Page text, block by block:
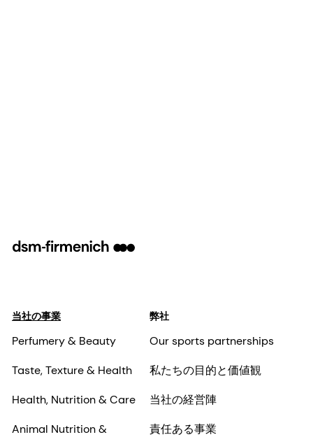
当社の事業
Perfumery & Beauty
Taste, Texture & Health
Health, Nutrition & Care
Animal Nutrition &
弊社
Our sports partnerships
私たちの目的と価値観
当社の経営陣
責任ある事業